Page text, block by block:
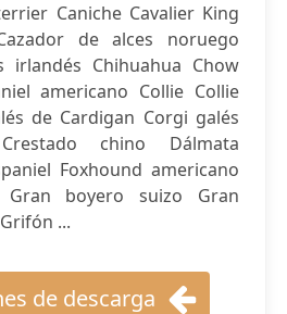
Caniche Cavalier King
de alces noruego
irlandés Chihuahua Chow
americano Collie Collie
de Cardigan Corgi galés
chino Dálmata
Foxhound americano
Gran boyero suizo Gran
...
de descarga